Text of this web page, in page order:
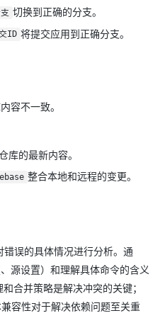
切换到正确的分支。
ID 将提交应用到正确分支。
容不一致。
库的最新内容。
整合本地和远程的变更。
误的具体情况进行分析。通
源设置）和理解具体命令的含义
合并策略是解决冲突的关键；
容性对于解决依赖问题至关重